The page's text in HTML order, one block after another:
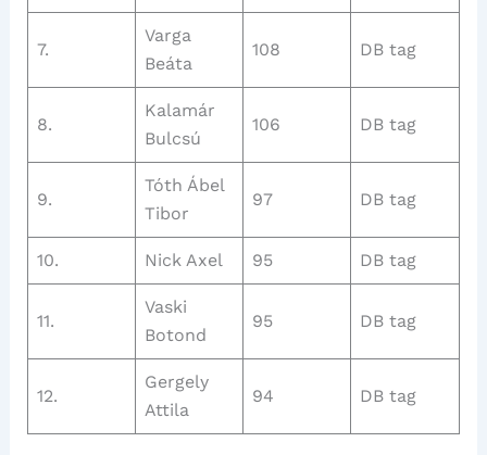
7.
Varga
Beáta
108 DB tag
8.
Kalamár
Bulcsú
106 DB tag
9.
Tóth Ábel
Tibor
97 DB tag
10. Nick Axel 95 DB tag
11.
Vaski
Botond
95 DB tag
12.
Gergely
Attila
94 DB tag